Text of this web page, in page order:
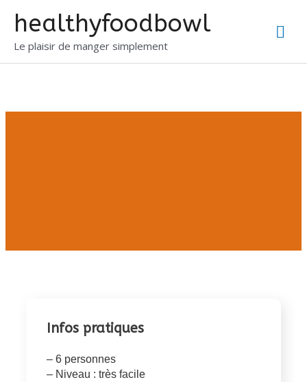
healthyfoodbowl
Le plaisir de manger simplement
Infos pratiques
– 6 personnes
– Niveau : très facile